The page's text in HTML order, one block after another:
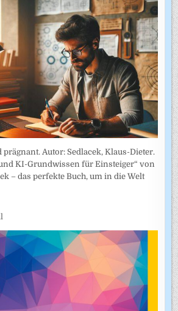
Autor: Sedlacek, Klaus-Dieter.
KI-Grundwissen für Einsteiger“ von
– das perfekte Buch, um in die Welt